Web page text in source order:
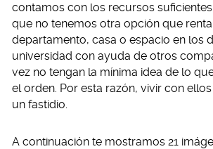
contamos con los recursos
que no tenemos otra opción que
departamento, casa o espacio en los
universidad con ayuda de otros
vez no tengan la mínima idea de lo
el orden. Por esta razón, vivir con
un fastidio.
A continuación te mostramos 21